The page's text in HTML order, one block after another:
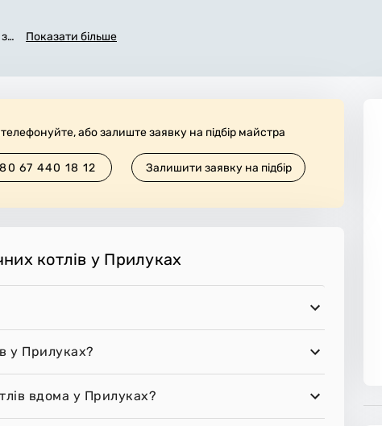
р
Показати більше
або залиште заявку на підбір майстра
67 440 18 12 Залишити заявку на підбір
котлів у Прилуках
у Прилуках?
вдома у Прилуках?